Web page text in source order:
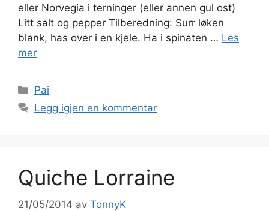
eller Norvegia i terninger (eller annen gul ost)
Litt salt og pepper Tilberedning: Surr løken
blank, has over i en kjele. Ha i spinaten … Les
mer
Kategorier
Pai
Legg igjen en kommentar
Quiche Lorraine
21/05/2014 av TonnyK